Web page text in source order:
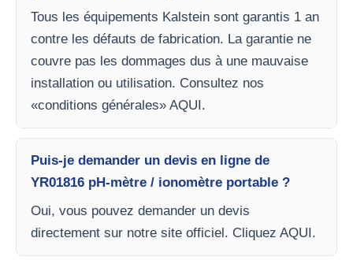
Tous les équipements Kalstein sont garantis 1 an
contre les défauts de fabrication. La garantie ne
couvre pas les dommages dus à une mauvaise
installation ou utilisation. Consultez nos
«conditions générales» AQUI.
Puis-je demander un devis en ligne de
YR01816 pH-mètre / ionomètre portable ?
Oui, vous pouvez demander un devis
directement sur notre site officiel. Cliquez AQUI.